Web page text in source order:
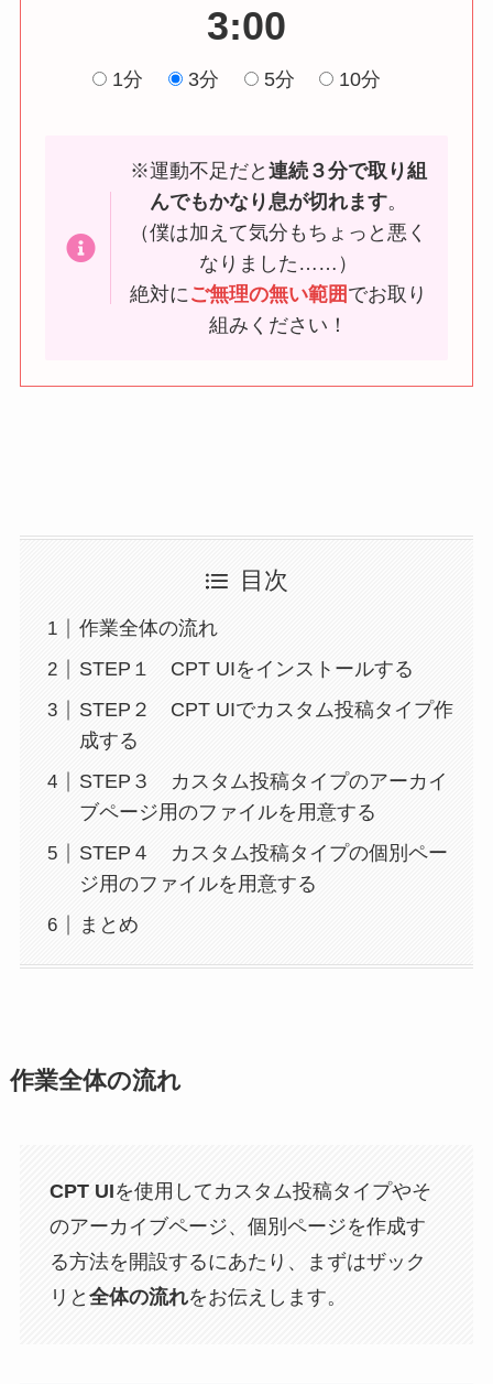
3:00
1分 3分 5分 10分
※運動不足だと連続３分で取り組
んでもかなり息が切れます。
（僕は加えて気分もちょっと悪く
なりました……）
絶対にご無理の無い範囲 でお取り
組みください！
目次
作業全体の流れ
STEP１ CPT UIをインストールする
STEP２ CPT UIでカスタム投稿タイプ作
成する
STEP３ カスタム投稿タイプのアーカイ
ブページ用のファイルを用意する
STEP４ カスタム投稿タイプの個別ペー
ジ用のファイルを用意する
まとめ
作業全体の流れ
CPT UIを使用してカスタム投稿タイプやそ
のアーカイブページ、個別ページを作成す
る方法を開設するにあたり、まずはザック
リと 全体の流れをお伝えします。